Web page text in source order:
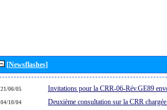
[Newsflashes]
21/06/05 Invitations pour la CRR-06-Rév.GE89
04/10/04 Deuxième consultation sur la CRR